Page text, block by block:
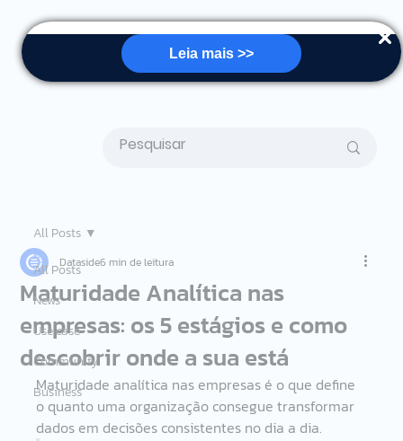
Leia mais >>
All Posts
News
Use case
Community
Business
All Posts
Maturidade Analítica nas
empresas: os 5 estágios e como
descobrir onde a sua está
Dataside6 min de leitura
Maturidade analítica nas empresas é o que define
o quanto uma organização consegue transformar
dados em decisões consistentes no dia a dia.